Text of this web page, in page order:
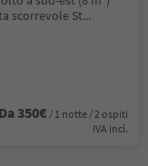
scorrevole St...
Da 350€ / 1 notte / 2 ospiti
IVA incl.